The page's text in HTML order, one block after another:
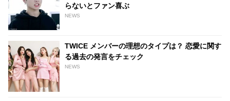
らないとファン喜ぶ
NEWS
TWICE メンバーの理想のタイプは？ 恋愛に関す
る過去の発言をチェック
NEWS